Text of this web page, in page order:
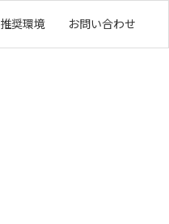
推奨環境 お問い合わせ